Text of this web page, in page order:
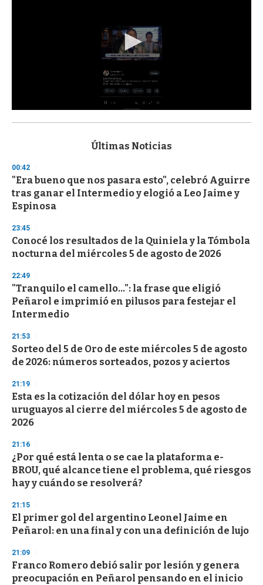
s
d
s
o
f
3
s
e
c
o
d
s
Últimas Noticias
00:42
"Era bueno que nos pasara esto", celebró Aguirre
tras ganar el Intermedio y elogió a Leo Jaime y
Espinosa
23:45
Conocé los resultados de la Quiniela y la Tómbola
nocturna del miércoles 5 de agosto de 2026
22:49
"Tranquilo el camello...": la frase que eligió
Peñarol e imprimió en pilusos para festejar el
Intermedio
21:53
Sorteo del 5 de Oro de este miércoles 5 de agosto
de 2026: números sorteados, pozos y aciertos
21:19
Esta es la cotización del dólar hoy en pesos
uruguayos al cierre del miércoles 5 de agosto de
2026
21:16
¿Por qué está lenta o se cae la plataforma e-
BROU, qué alcance tiene el problema, qué riesgos
hay y cuándo se resolverá?
21:15
El primer gol del argentino Leonel Jaime en
Peñarol: en una final y con una definición de lujo
21:09
Franco Romero debió salir por lesión y genera
preocupación en Peñarol pensando en el inicio